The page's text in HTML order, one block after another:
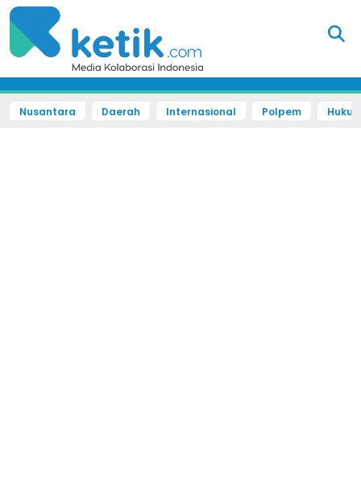
Nusantara Daerah Internasional Polpem